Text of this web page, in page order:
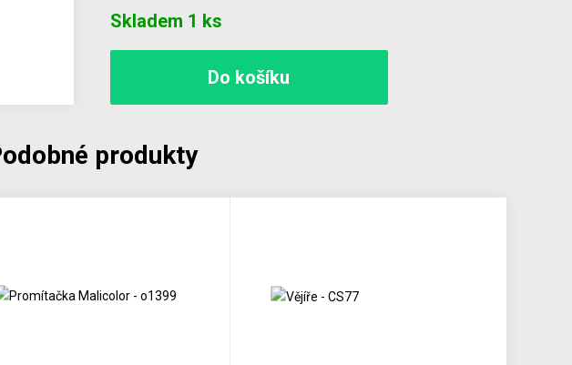
Skladem 1 ks
produkty